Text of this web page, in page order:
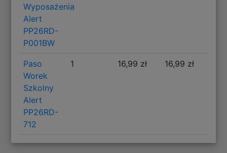
Wyposażenia
Alert
PP26RD-
P001BW
Paso
Worek
Szkolny
Alert
PP26RD-
712
1 16,99 zł 16,99 zł